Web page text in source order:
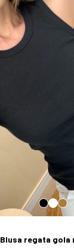
Blusa regata gola